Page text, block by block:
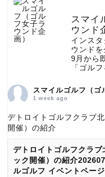
スマイ
ウンド
インス
ウンド
9月から
「ゴル
スマイルゴルフ（ゴ
1 week ago
デトロイトゴルフクラブ
開催）の紹介
デトロイトゴルフクラ
ック開催）の紹介
ルゴルフ イベントページ